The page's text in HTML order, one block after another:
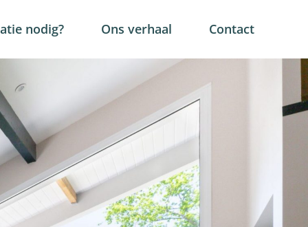
nodig? Ons verhaal Contact